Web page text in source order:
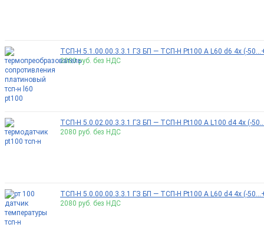
ТСП-Н 5.1.00.00.3.3.1 ГЗ БП — ТСП-Н Pt100 A L60 d6 4x (-
2080руб. без НДС
ТСП-Н 5.0.02.00.3.3.1 ГЗ БП — ТСП-Н Pt100 A L100 d4 4x (-
2080 руб. без НДС
ТСП-Н 5.0.00.00.3.3.1 ГЗ БП — ТСП-Н Pt100 A L60 d4 4x (-
2080 руб. без НДС